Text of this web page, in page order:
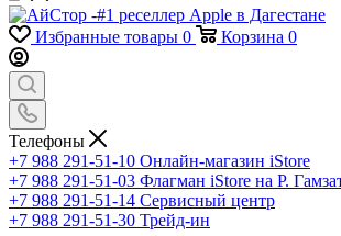
Избранные товары 0 Корзина 0
Телефоны
+7 988 291-51-10 Онлайн-магазин iStore
+7 988 291-51-03 Флагман iStore на Р.
+7 988 291-51-14 Сервисный центр
+7 988 291-51-30 Трейд-ин